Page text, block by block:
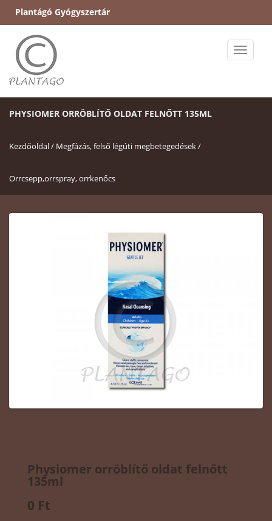
Plantágó Gyógyszertár
Toggle
PHYSIOMER ORRÖBLÍTŐ OLDAT FELNŐTT 135ML
Kezdőoldal / Megfázás, felső légúti megbetegedések /
Orrcsepp,orrspray, orrkenőcs
Physiomer orröblítő oldat felnőtt
135ml
0 Ft